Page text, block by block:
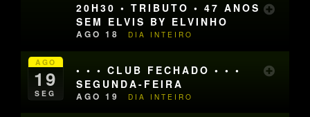
20H30 • TRIBUTO • 47 ANOS
SEM ELVIS BY ELVINHO
AGO 18 DIA INTEIRO
AGO
19
SEG
• • • CLUB FECHADO • • •
SEGUNDA-FEIRA
AGO 19 DIA INTEIRO